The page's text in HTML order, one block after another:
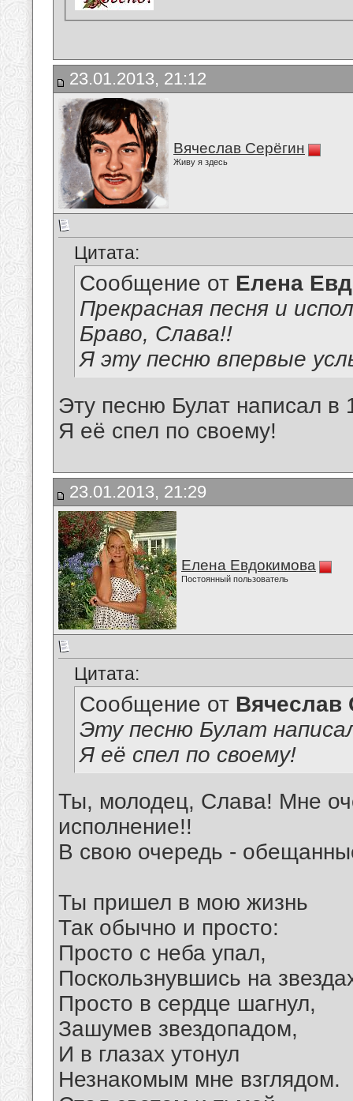
23.01.2013, 21:12
Вячеслав Серёгин
Живу я здесь
Цитата:
Сообщение от Елена
Прекрасная песня и
Браво, Слава!!
Я эту песню впервые
Эту песню Булат написал в
Я её спел по своему!
23.01.2013, 21:29
Елена Евдокимова
Постоянный пользователь
Цитата:
Сообщение от Вячеслав
Эту песню Булат
Я её спел по своему!
Ты, молодец, Слава! Мне
исполнение!!
В свою очередь -
Ты пришел в мою жизнь
Так обычно и просто:
Просто с неба упал,
Поскользнувшись на
Просто в сердце шагнул,
Зашумев звездопадом,
И в глазах утонул
Незнакомым мне взглядом.